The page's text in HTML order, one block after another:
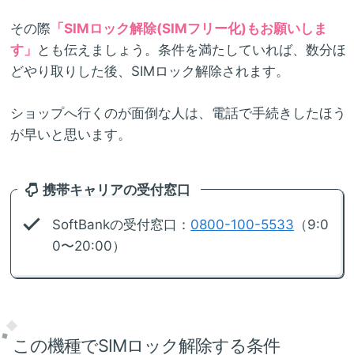
その際 「SIMロック解除(SIMフリー化)もお願いしま
す」 とも伝えましょう。条件を満たしていれば、数分ほ
どやり取りした後、SIMロック解除されます。
ショップへ行くのが面倒な人は、電話で手続きしたほう
が早いと思います。
携帯キャリアの受付窓口
SoftBankの受付窓口： 0800-100-5533 （9:0
0〜20:00）
この機種でSIMロック解除する条件